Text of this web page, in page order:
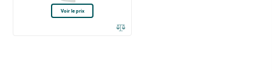
Voir le prix